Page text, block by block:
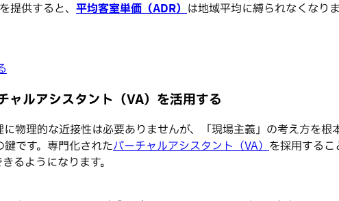
提供すると、 平均客室単価（ADR）は地域平均に縛られなくなり
ャルアシスタント（VA）を活用する
物理的な近接性は必要ありませんが、「現場主義」の考え方を根
です。専門化されたバーチャルアシスタント（VA）を採用する
るようになります。